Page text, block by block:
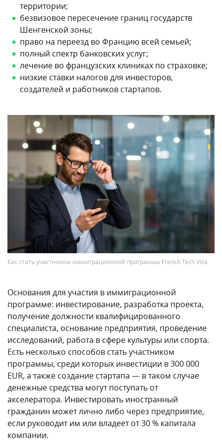
территории;
безвизовое пересечение границ государств
Шенгенской зоны;
право на переезд во Францию всей семьей;
полный спектр банковских услуг;
лечение во французских клиниках по страховке;
низкие ставки налогов для инвесторов,
создателей и работников стартапов.
Как стать участником иммиграционной программы French Tech Visa
Основания для участия в иммиграционной
программе: инвестирование, разработка проекта,
получение должности квалифицированного
специалиста, основание предприятия, проведение
исследований, работа в сфере культуры или спорта.
Есть несколько способов стать участником
программы, среди которых инвестиции в 300 000
EUR, а также создание стартапа — в таком случае
денежные средства могут поступать от
акселератора. Инвестировать иностранный
гражданин может лично либо через предприятие,
если руководит им или владеет от 30 % капитала
компании.